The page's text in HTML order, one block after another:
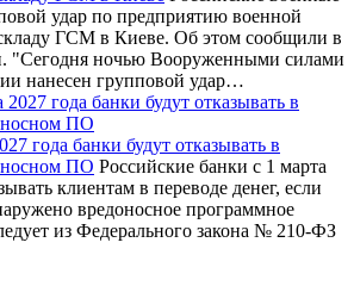
удар по предприятию военной
ГСМ в Киеве. Об этом сообщили в
"Сегодня ночью Вооруженными силами
нанесен групповой удар…
года банки будут отказывать в
ПО Российские банки с 1 марта
клиентам в переводе денег, если
вредоносное программное
из Федерального закона № 210-ФЗ